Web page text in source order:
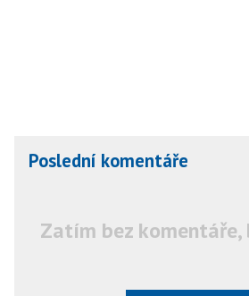
Poslední komentáře
Zatím bez